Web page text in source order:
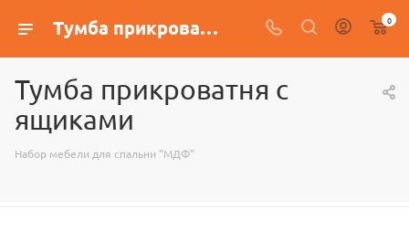
Тумба прикроватня с ящиками 0
Тумба прикроватня с
ящиками
Набор мебели для спальни "МДФ"